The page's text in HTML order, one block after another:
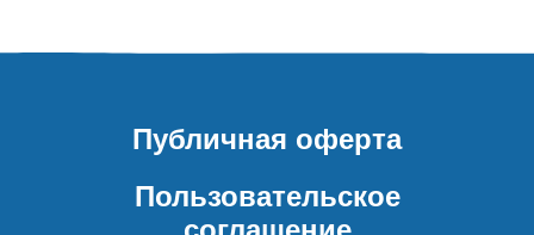
Публичная оферта
Пользовательское